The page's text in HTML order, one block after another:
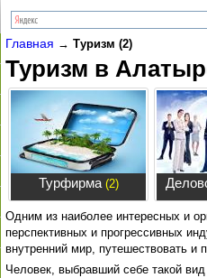
Главная → Туризм (2)
Туризм в
Турфирма(2)
Одним из наиболее интересных и
перспективных и прогрессивных
внутренний мир, путешествовать и
Человек, выбравший себе такой